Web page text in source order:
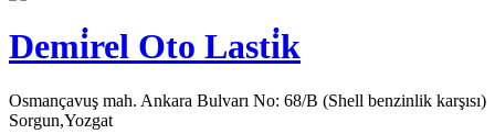
Demi̇rel Oto Lasti̇k
Osmançavuş mah. Ankara Bulvarı No: 68/B (Shell benzinlik karşısı)
Sorgun,Yozgat